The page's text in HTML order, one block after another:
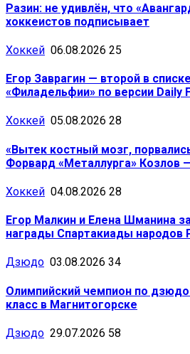
Разин: не удивлён, что
хоккеистов подписывает
Хоккей 06.08.2026 25
Егор Заврагин — второй в
«Филадельфии» по версии Daily
Хоккей 05.08.2026 28
«Вытек костный мозг,
Форвард «Металлурга» Козлов
Хоккей 04.08.2026 28
Егор Малкин и Елена Шманина
награды Спартакиады народов
Дзюдо 03.08.2026 34
Олимпийский чемпион по
класс в Магнитогорске
Дзюдо 29.07.2026 58